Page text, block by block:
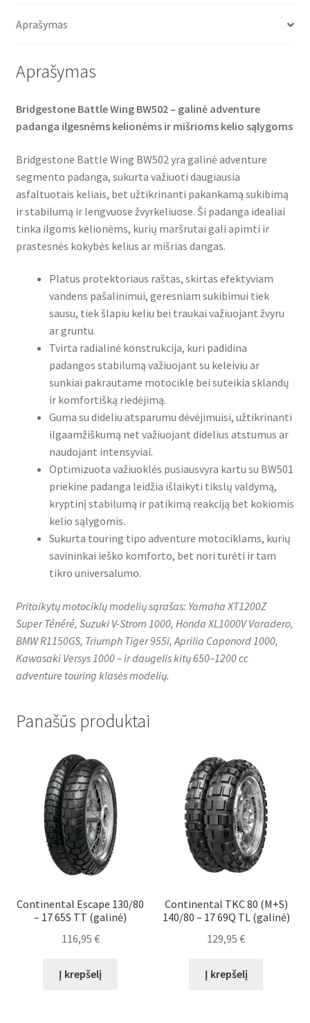
o
r
p
Aprašymas
Aprašymas
Bridgestone Battle Wing BW502 – galinė adventure
padanga ilgesnėms kelionėms ir mišrioms kelio sąlygoms
Bridgestone Battle Wing BW502 yra galinė adventure
segmento padanga, sukurta važiuoti daugiausia
asfaltuotais keliais, bet užtikrinanti pakankamą sukibimą
ir stabilumą ir lengvuose žvyrkeliuose. Ši padanga idealiai
tinka ilgoms kelionėms, kurių maršrutai gali apimti ir
prastesnės kokybės kelius ar mišrias dangas.
Platus protektoriaus raštas, skirtas efektyviam
vandens pašalinimui, geresniam sukibimui tiek
sausu, tiek šlapiu keliu bei traukai važiuojant žvyru
ar gruntu.
Tvirta radialinė konstrukcija, kuri padidina
padangos stabilumą važiuojant su keleiviu ar
sunkiai pakrautame motocikle bei suteikia sklandų
ir komfortišką riedėjimą.
Guma su dideliu atsparumu dėvėjimuisi, užtikrinanti
ilgaamžiškumą net važiuojant didelius atstumus ar
naudojant intensyviai.
Optimizuota važiuoklės pusiausvyra kartu su BW501
priekine padanga leidžia išlaikyti tikslų valdymą,
kryptinį stabilumą ir patikimą reakciją bet kokiomis
kelio sąlygomis.
Sukurta touring tipo adventure motociklams, kurių
savininkai ieško komforto, bet nori turėti ir tam
tikro universalumo.
Pritaikytų motociklų modelių sąrašas: Yamaha XT1200Z
Super Ténéré, Suzuki V-Strom 1000, Honda XL1000V Varadero,
BMW R1150GS, Triumph Tiger 955i, Aprilia Caponord 1000,
Kawasaki Versys 1000 – ir daugelis kitų 650–1200 cc
adventure touring klasės modelių.
Panašūs produktai
Continental Escape 130/80
– 17 65S TT (galinė)
116,95 €
Į krepšelį
Continental TKC 80 (M+S)
140/80 – 17 69Q TL (galinė)
129,95€
Į krepšelį